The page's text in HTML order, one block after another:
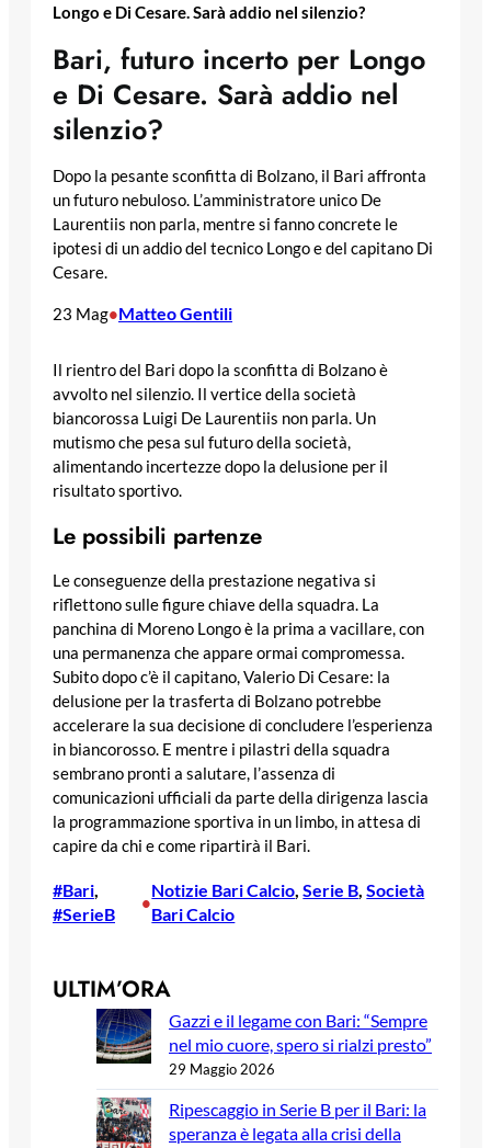
Longo e Di Cesare. Sarà addio nel silenzio?
Bari, futuro incerto per Longo
e Di Cesare. Sarà addio nel
silenzio?
Dopo la pesante sconfitta di Bolzano, il Bari affronta
un futuro nebuloso. L’amministratore unico De
Laurentiis non parla, mentre si fanno concrete le
ipotesi di un addio del tecnico Longo e del capitano Di
Cesare.
23 Mag•Matteo Gentili
Il rientro del Bari dopo la sconfitta di Bolzano è
avvolto nel silenzio. Il vertice della società
biancorossa Luigi De Laurentiis non parla. Un
mutismo che pesa sul futuro della società,
alimentando incertezze dopo la delusione per il
risultato sportivo.
Le possibili partenze
Le conseguenze della prestazione negativa si
riflettono sulle figure chiave della squadra. La
panchina di Moreno Longo è la prima a vacillare, con
una permanenza che appare ormai compromessa.
Subito dopo c’è il capitano, Valerio Di Cesare: la
delusione per la trasferta di Bolzano potrebbe
accelerare la sua decisione di concludere l’esperienza
in biancorosso. E mentre i pilastri della squadra
sembrano pronti a salutare, l’assenza di
comunicazioni ufficiali da parte della dirigenza lascia
la programmazione sportiva in un limbo, in attesa di
capire da chi e come ripartirà il Bari.
#Bari
#SerieB
•
Notizie Bari Calcio, Serie B, Società
Bari Calcio
ULTIM’ORA
Gazzi e il legame con Bari: “Sempre
nel mio cuore, spero si rialzi presto”
29 Maggio 2026
Ripescaggio in Serie B per il Bari: la
speranza è legata alla crisi della